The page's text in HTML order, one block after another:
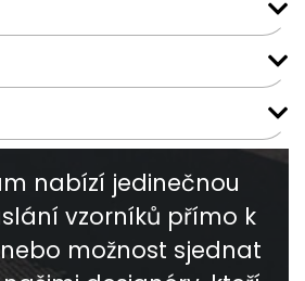
nabízí jedinečnou
vzorníků přímo k
možnost sjednat